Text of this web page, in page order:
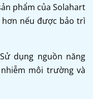
phẩm của Solahart
nếu được bảo trì
dụng nguồn năng
môi trường và